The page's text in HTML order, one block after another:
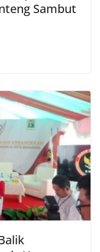
Sambut